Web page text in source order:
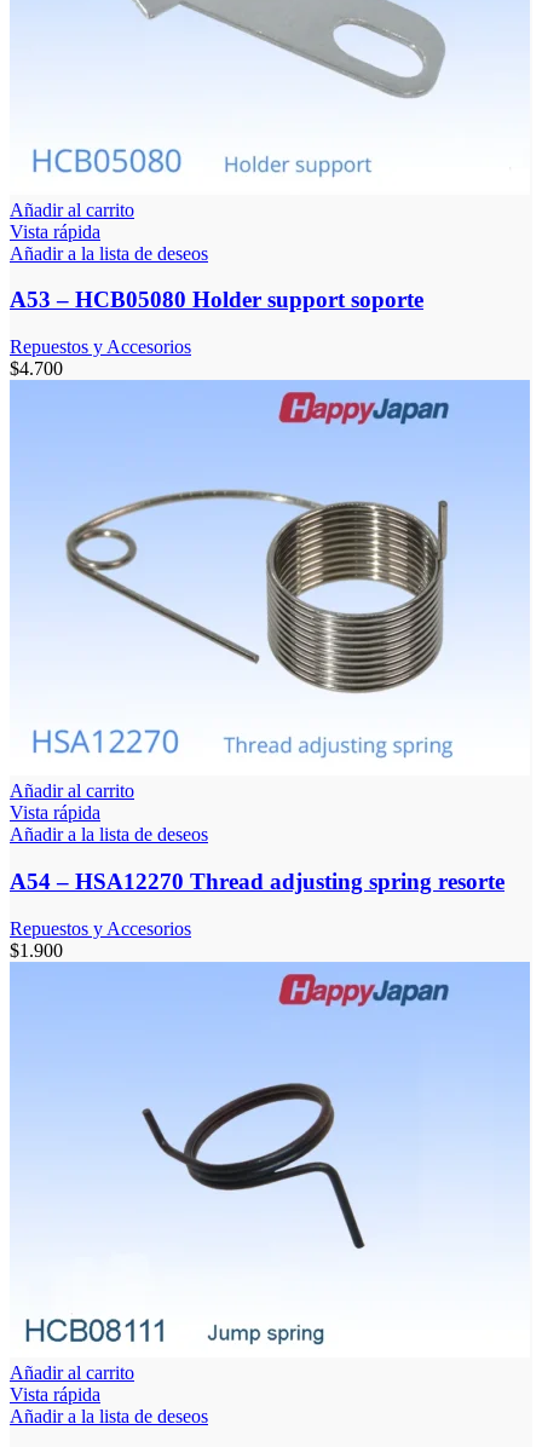
Añadir al carrito
Vista rápida
Añadir a la lista de deseos
A53 – HCB05080 Holder support soporte
Repuestos y Accesorios
$4.700
Añadir al carrito
Vista rápida
Añadir a la lista de deseos
A54 – HSA12270 Thread adjusting spring resorte
Repuestos y Accesorios
$1.900
Añadir al carrito
Vista rápida
Añadir a la lista de deseos